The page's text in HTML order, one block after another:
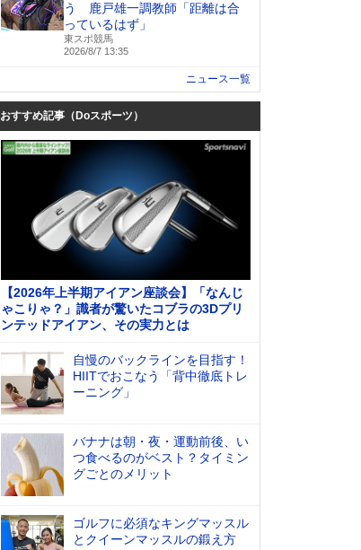
う 鹿戸雄一調教師「距離は合
っているはず」
東スポ競馬
2026/8/7 13:35
ニュース一覧
おすすめ記事（Doスポーツ）
【2026年上半期アイアン座談会】「なんじ
ゃこりゃ？」識者が驚いたコブラの3Dプリ
ンテッドアイアン、その実力とは
自慢のバックラインを目指す！
HIITでおこなう「背中徹底トレ
ーニング」
バナナは朝・夜・運動前後、い
つ食べるのがベスト？タイミン
グごとのメリット
ゴルフに必須なキングマッスル
とクイーンマッスルの鍛え方